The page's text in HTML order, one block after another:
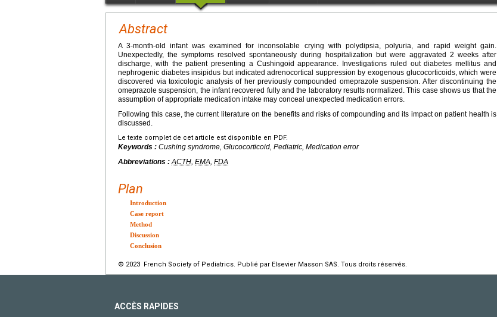
Abstract
A 3-month-old infant was examined for inconsolable crying with polydipsia, polyuria, and rapid weight gain.
Unexpectedly, the symptoms resolved spontaneously during hospitalization but were aggravated 2 weeks after
discharge, with the patient presenting a Cushingoid appearance. Investigations ruled out diabetes mellitus and
nephrogenic diabetes insipidus but indicated adrenocortical suppression by exogenous glucocorticoids, which were
discovered via toxicologic analysis of her previously compounded omeprazole suspension. After discontinuing the
omeprazole suspension, the infant recovered fully and the laboratory results normalized. This case shows us that the
assumption of appropriate medication intake may conceal unexpected medication errors.
Following this case, the current literature on the benefits and risks of compounding and its impact on patient health is
discussed.
Le texte complet de cet article est disponible en PDF.
Keywords : Cushing syndrome, Glucocorticoid, Pediatric, Medication error
Abbreviations :ACTH, EMA, FDA
Plan
Introduction
Case report
Method
Discussion
Conclusion
© 2023 French Society of Pediatrics. Publié par Elsevier Masson SAS. Tous droits réservés.
ACCÈS RAPIDES